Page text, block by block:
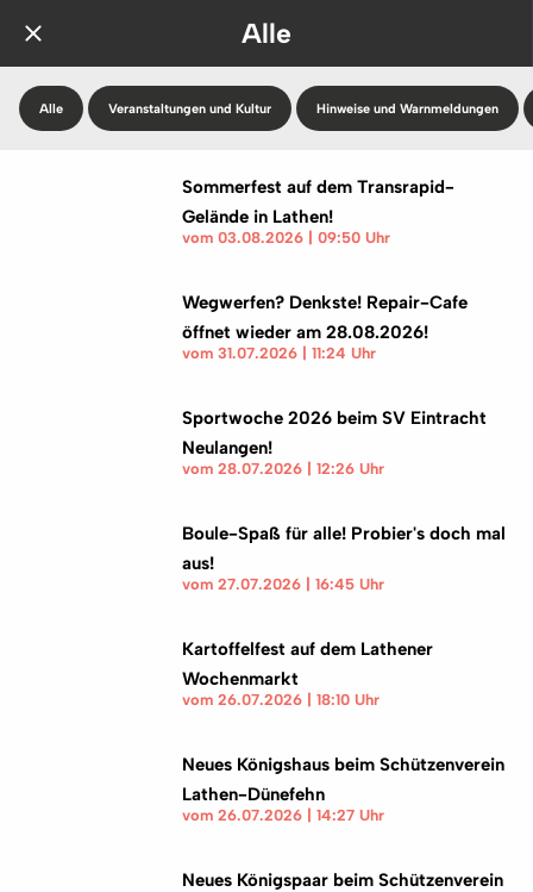
Alle
Alle Veranstaltungen und Kultur Hinweise und Warnmeldungen
Sommerfest auf dem Transrapid-
Gelände in Lathen!
vom 03.08.2026 | 09:50 Uhr
Wegwerfen? Denkste! Repair-Cafe
öffnet wieder am 28.08.2026!
vom 31.07.2026 | 11:24 Uhr
Sportwoche 2026 beim SV Eintracht
Neulangen!
vom 28.07.2026 | 12:26 Uhr
Boule-Spaß für alle! Probier's doch mal
aus!
vom 27.07.2026 | 16:45 Uhr
Kartoffelfest auf dem Lathener
Wochenmarkt
vom 26.07.2026 | 18:10 Uhr
Neues Königshaus beim Schützenverein
Lathen-Dünefehn
vom 26.07.2026 | 14:27 Uhr
Neues Königspaar beim Schützenverein